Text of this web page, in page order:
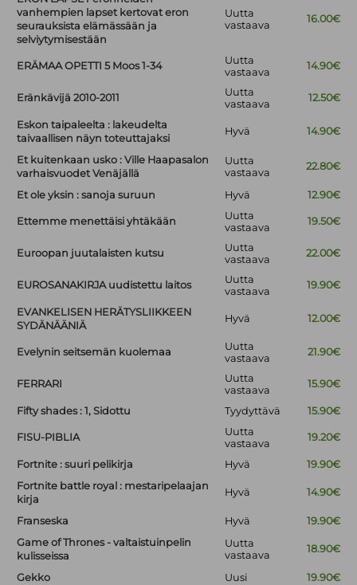
vanhempien lapset kertovat eron
seurauksista elämässään ja
selviytymisestään
Uutta
vastaava
16.00€
ERÄMAA OPETTI 5 Moos 1-34
Uutta
vastaava
14.90€
Eränkävijä 2010-2011
Uutta
vastaava
12.50€
Eskon taipaleelta : lakeudelta
taivaallisen näyn toteuttajaksi
Hyvä 14.90€
Et kuitenkaan usko : Ville Haapasalon
varhaisvuodet Venäjällä
Uutta
vastaava
22.80€
Et ole yksin : sanoja suruun Hyvä 12.90€
Ettemme menettäisi yhtäkään
Uutta
vastaava
19.50€
Euroopan juutalaisten kutsu
Uutta
vastaava
22.00€
EUROSANAKIRJA uudistettu laitos
Uutta
vastaava
19.90€
EVANKELISEN HERÄTYSLIIKKEEN
SYDÄNÄÄNIÄ
Hyvä 12.00€
Evelynin seitsemän kuolemaa
Uutta
vastaava
21.90€
FERRARI
Uutta
vastaava
15.90€
Fifty shades : 1, Sidottu Tyydyttävä 15.90€
FISU-PIBLIA
Uutta
vastaava
19.20€
Fortnite : suuri pelikirja Hyvä
19.90€
Fortnite battle royal : mestaripelaajan
kirja
Hyvä 14.90€
Franseska Hyvä
19.90€
Game of Thrones - valtaistuinpelin
kulisseissa
Uutta
vastaava
18.90€
Gekko Uusi 19.90€